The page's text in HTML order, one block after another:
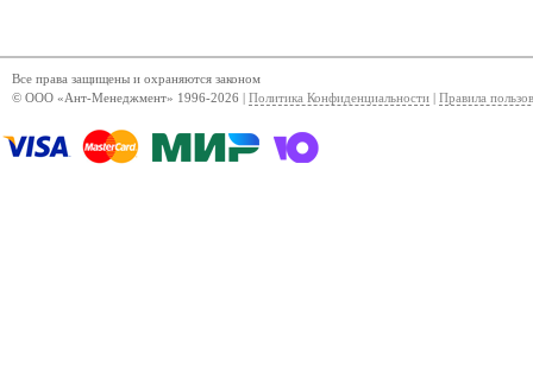
Все права защищены и охраняются законом
© ООО «Ант-Менеджмент» 1996-2026 | Политика Конфиденциальности Правила